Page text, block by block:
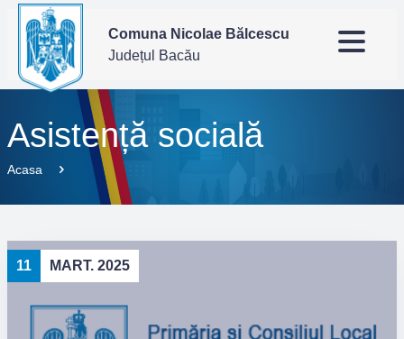
Comuna Nicolae Bălcescu
Județul Bacău
Asistență socială
Acasa
11 MART. 2025